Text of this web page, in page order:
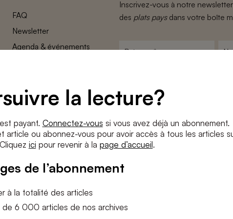
la lecture?
payant. Connectez-vous si vous avez déjà un abonnement.
article ou abonnez-vous pour avoir accès à tous les articles
ici pour revenir à la page d’accueil.
de l’abonnement
à la totalité des articles
6 000 articles de nos archives
FAQ
Newsletter
Agenda & événements
Paramètres des cookies
Inscrivez-vous à notre
des plats paysdans votre boîte
e-
mail
Conditions *
J'accepteles termes et conditionset